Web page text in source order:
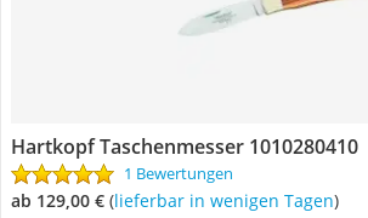
Hartkopf Taschenmesser 1010280410
1 Bewertungen
ab 129,00 € ( Lieferbar in wenigen Tagen)